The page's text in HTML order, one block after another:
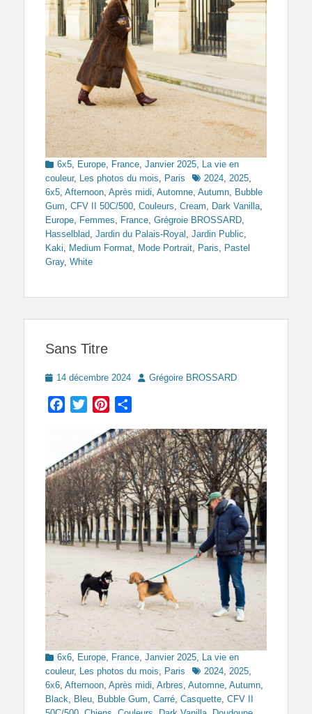
Categories
6x5, Europe, France, Janvier 2025, La vie en
couleur, Les photos du mois, Paris Tags2024, 2025,
6x5, Afternoon, Après midi, Automne, Autumn, Bubble
Gum, CFV II 50C/500, Couleurs, Cream, Dark Vanilla,
Europe, Femmes, France, Grégroie BROSSARD,
Hasselblad, Jardin du Palais-Royal , Jardin Public,
Kaki, Medium Format, Mode Portrait, Paris, Pastel
Gray, White
Sans Titre
Posted
14 décembre 2024 Author
Grégoire BROSSARD
Facebook
TwitterPinterest
Categories
6x6, Europe, France, Janvier 2025, La vie en
couleur, Les photos du mois, Paris Tags2024, 2025,
6x6, Afternoon, Après midi, Arbres, Automne, Autumn,
Black, Bleu, Bubble Gum, Carré, Casquette, CFV II